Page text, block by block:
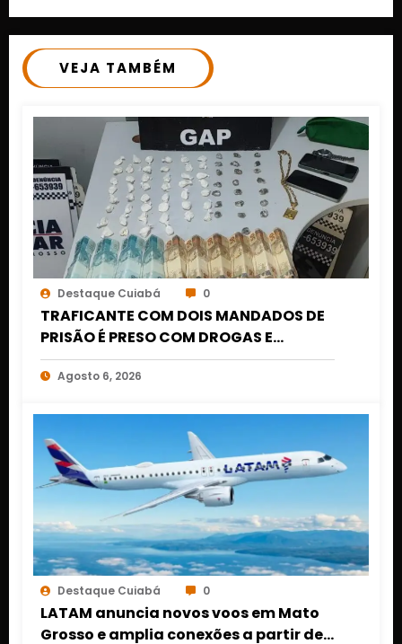
VEJA TAMBÉM
Destaque Cuiabá 0
TRAFICANTE COM DOIS MANDADOS DE
PRISÃO É PRESO COM DROGAS E
DINHEIRO NO 1º DE MARÇO EM CUIABÁ
Agosto 6, 2026
Destaque Cuiabá 0
LATAM anuncia novos voos em Mato
Grosso e amplia conexões a partir de